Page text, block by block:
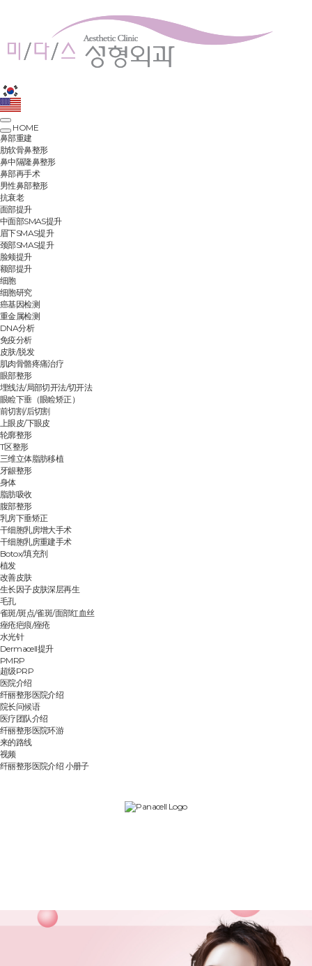
HOME
鼻部重建
肋软骨鼻整形
鼻中隔隆鼻整形
鼻部再手术
男性鼻部整形
抗衰老
面部提升
中面部SMAS提升
眉下SMAS提升
颈部SMAS提升
脸颊提升
额部提升
细胞
细胞研究
癌基因检测
重金属检测
DNA分析
免疫分析
皮肤/脱发
肌肉骨骼疼痛治疗
眼部整形
埋线法/局部切开法/切开法
眼睑下垂（眼睑矫正）
前切割/后切割
上眼皮/下眼皮
轮廓整形
T区整形
三维立体脂肪移植
牙龈整形
身体
脂肪吸收
腹部整形
乳房下垂矫正
干细胞乳房增大手术
干细胞乳房重建手术
Botox/填充剂
植发
改善皮肤
生长因子皮肤深层再生
毛孔
雀斑/斑点/雀斑/面部红血丝
痤疮疤痕/痤疮
水光针
Dermacell提升
PMRP
超级PRP
医院介绍
纤丽整形医院介绍
院长问候语
医疗团队介绍
纤丽整形医院环游
来的路线
视频
纤丽整形医院介绍 小册子